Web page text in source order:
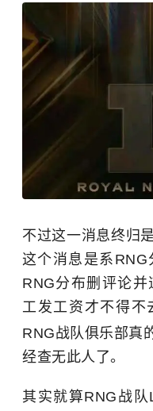
不过这一消息终归
这个消息是系
RNG分布删评论
工发工资才不得不
RNG战队俱乐部真
经查无此人了。
其实就算RNG战